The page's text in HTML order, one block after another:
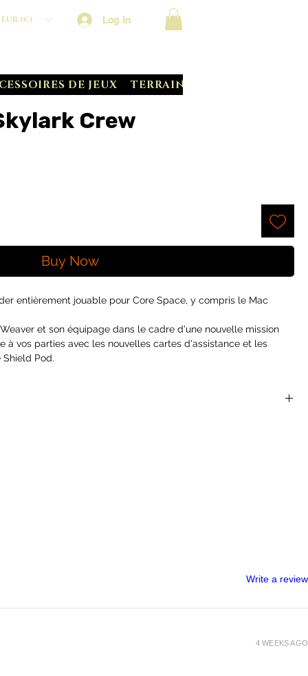
EUR (€) Log In
DE JEUX TERRAIN CRATE
Crew
Buy Now
entièrement jouable pour Core Space, y compris le Mac
et son équipage dans le cadre d'une nouvelle mission
à vos parties avec les nouvelles cartes d'assistance et les
Pod.
Write a review
4 WEEKS AGO